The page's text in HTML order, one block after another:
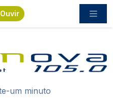
Ouvir
um minuto